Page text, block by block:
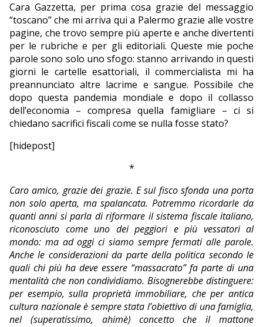
Cara Gazzetta, per prima cosa grazie del messaggio
“toscano” che mi arriva qui a Palermo grazie alle vostre
pagine, che trovo sempre più aperte e anche divertenti
per le rubriche e per gli editoriali. Queste mie poche
parole sono solo uno sfogo: stanno arrivando in questi
giorni le cartelle esattoriali, il commercialista mi ha
preannunciato altre lacrime e sangue. Possibile che
dopo questa pandemia mondiale e dopo il collasso
dell’economia – compresa quella famigliare – ci si
chiedano sacrifici fiscali come se nulla fosse stato?
[hidepost]
*
Caro amico, grazie dei grazie. E sul fisco sfonda una porta
non solo aperta, ma spalancata. Potremmo ricordarle da
quanti anni si parla di riformare il sistema fiscale italiano,
riconosciuto come uno dei peggiori e più vessatori al
mondo: ma ad oggi ci siamo sempre fermati alle parole.
Anche le considerazioni da parte della politica secondo le
quali chi più ha deve essere “massacrato” fa parte di una
mentalità che non condividiamo. Bisognerebbe distinguere:
per esempio, sulla proprietà immobiliare, che per antica
cultura nazionale è sempre stata l’obiettivo di una famiglia,
nel (superatissimo, ahimè) concetto che il mattone